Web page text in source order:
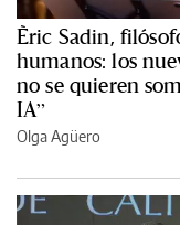
Èric Sadin,
humanos: los
no se quieren
IA”
Olga Agüero